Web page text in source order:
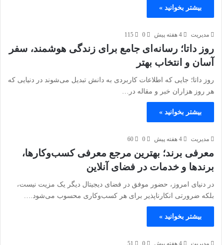
بیشتر بخوانید »
مدیریت 4 هفته پیش 0
115
روز داتا؛ رسانه‌ای جامع برای زندگی هوشمند، سفر
آسان و انتخاب بهتر
روز داتا؛ جایی که اطلاعات کاربردی به دانش تبدیل می‌شوند در دنیایی که
هر روز هزاران خبر و مقاله در…
بیشتر بخوانید »
مدیریت 4 هفته پیش 0
60
معرفی برند؛ بهترین مرجع معرفی کسب‌وکارها،
برندها و خدمات در فضای آنلاین
در دنیای امروز، حضور موفق در فضای دیجیتال دیگر یک مزیت نیست،
بلکه ضرورتی انکارناپذیر برای هر کسب‌وکاری محسوب می‌شود.…
بیشتر بخوانید »
مدیریت 4 هفته پیش 0
51